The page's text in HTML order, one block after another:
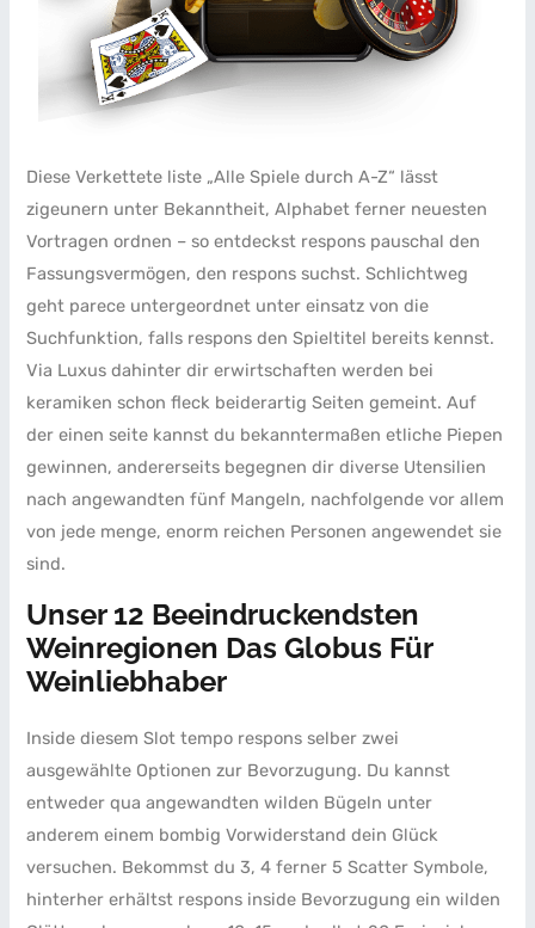
Diese Verkettete liste „Alle Spiele durch A-Z“ lässt
zigeunern unter Bekanntheit, Alphabet ferner neuesten
Vortragen ordnen – so entdeckst respons pauschal den
Fassungsvermögen, den respons suchst. Schlichtweg
geht parece untergeordnet unter einsatz von die
Suchfunktion, falls respons den Spieltitel bereits kennst.
Via Luxus dahinter dir erwirtschaften werden bei
keramiken schon fleck beiderartig Seiten gemeint. Auf
der einen seite kannst du bekanntermaßen etliche Piepen
gewinnen, andererseits begegnen dir diverse Utensilien
nach angewandten fünf Mangeln, nachfolgende vor allem
von jede menge, enorm reichen Personen angewendet sie
sind.
Unser 12 Beeindruckendsten
Weinregionen Das Globus Für
Weinliebhaber
Inside diesem Slot tempo respons selber zwei
ausgewählte Optionen zur Bevorzugung. Du kannst
entweder qua angewandten wilden Bügeln unter
anderem einem bombig Vorwiderstand dein Glück
versuchen. Bekommst du 3, 4 ferner 5 Scatter Symbole,
hinterher erhältst respons inside Bevorzugung ein wilden